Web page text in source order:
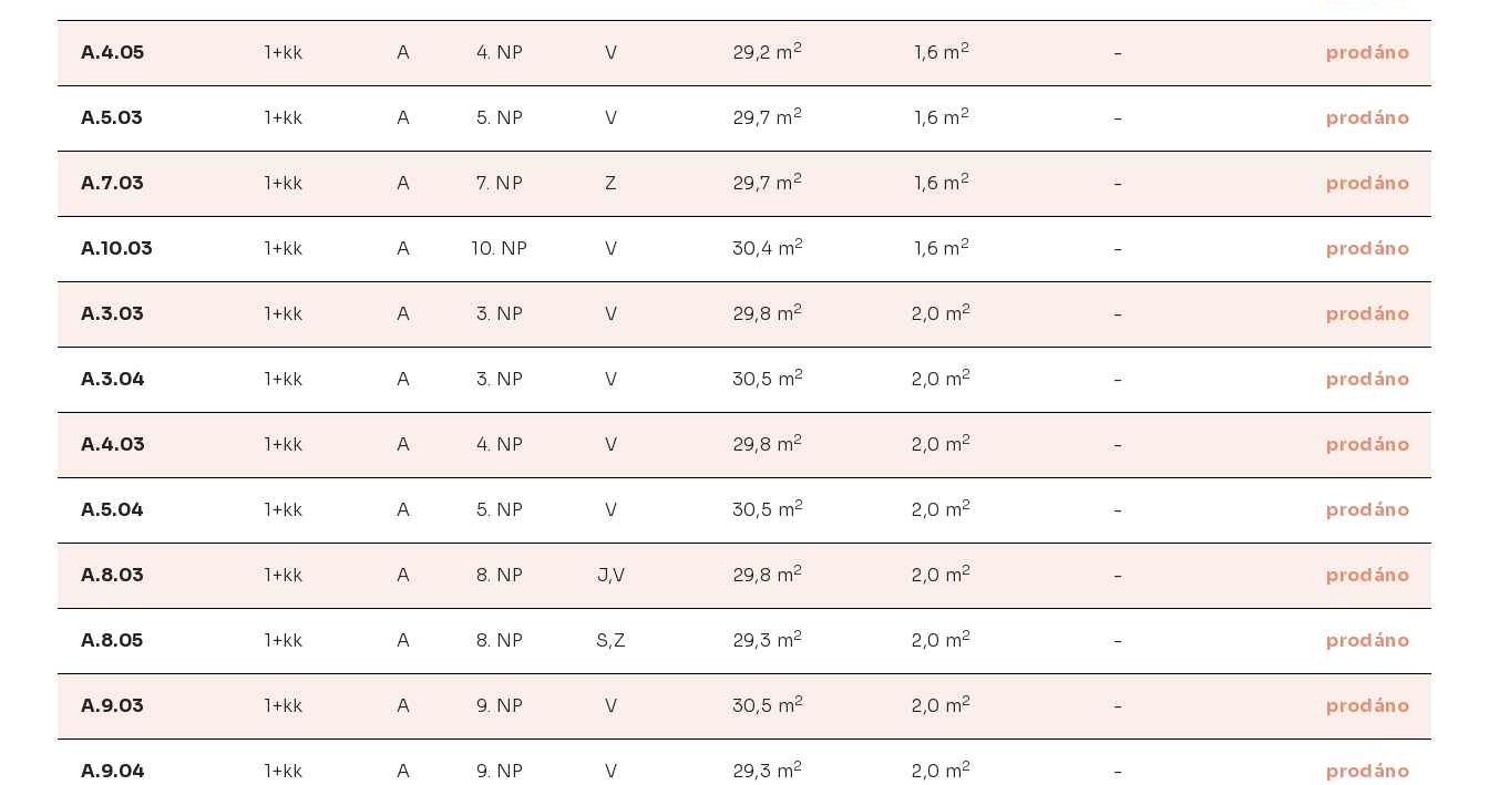
A.4.05 1+kk A 4. NP V 29,2 m 2 1,6 m 2 - prodáno
A.5.03 1+kk A 5. NP V 29,7 m 2 1,6 m 2 - prodáno
A.7.03 1+kk A 7. NP Z 29,7 m 2 1,6 m 2 - prodáno
A.10.03 1+kk A 10. NP V 30,4 m2 1,6 m 2 - prodáno
A.3.03 1+kk A 3. NP V 29,8 m2 2,0 m2 - prodáno
A.3.04 1+kk A 3. NP V 30,5 m2 2,0 m2 - prodáno
A.4.03 1+kk A 4. NP V 29,8 m2 2,0 m2 - prodáno
A.5.04 1+kk A 5. NP V 30,5 m2 2,0 m2 - prodáno
A.8.03 1+kk A 8. NP J,V 29,8 m2 2,0 m2 - prodáno
A.8.05 1+kk A 8. NP S,Z 29,3 m2 2,0 m2 - prodáno
A.9.03 1+kk A 9. NP V 30,5 m2 2,0 m2 - prodáno
A.9.04 1+kk A 9. NP V 29,3 m2 2,0 m2 - prodáno